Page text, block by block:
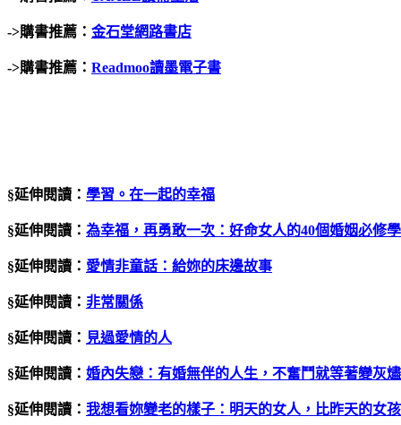
->購書推薦： 金石堂網路書店
->購書推薦： Readmoo讀墨電子書
§延伸閱讀： 學習。在一起的幸福
§延伸閱讀： 為幸福，再勇敢一次：好命女人的40個婚姻必修
§延伸閱讀： 愛情非童話：給妳的床邊故事
§延伸閱讀： 非常關係
§延伸閱讀： 見過愛情的人
§延伸閱讀： 婚內失戀：有婚無伴的人生，不奮鬥就等著變灰
§延伸閱讀： 我想看妳變老的樣子：明天的女人，比昨天的女